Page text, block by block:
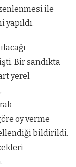
ile
yapıldı.
Bir sandıkta
yerel
oy verme
bildirildi.